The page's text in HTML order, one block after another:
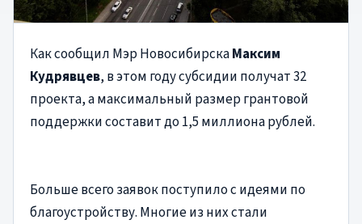
Как сообщил Мэр НовосибирскаМаксим
Кудрявцев, в этом году субсидии получат 32
проекта, а максимальный размер грантовой
поддержки составит до 1,5 миллиона рублей.
Больше всего заявок поступило с идеями по
благоустройству. Многие из них стали